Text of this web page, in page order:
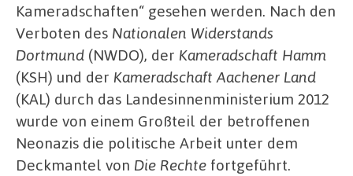
Kameradschaften“ gesehen werden. Nach den
Verboten des Nationalen Widerstands
Dortmund (NWDO), der Kameradschaft Hamm
(KSH) und der Kameradschaft Aachener Land
(KAL) durch das Landesinnenministerium 2012
wurde von einem Großteil der betroffenen
Neonazis die politische Arbeit unter dem
Deckmantel von Die Rechte fortgeführt.